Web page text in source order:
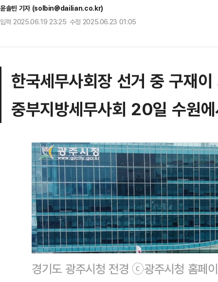
윤솔빈 기자 (solbin@dailian.co.kr)
입력 2025.06.19 23:25 수정 2025.06.23 01:05
한국세무사회장 선거 중 구재
중부지방세무사회 20일 수원
경기도 광주시청 전경 ⓒ광주시청 홈페